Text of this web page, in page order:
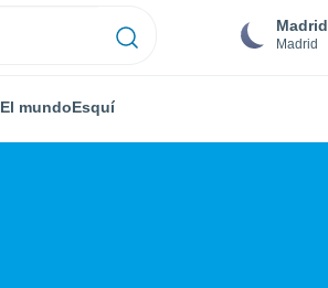
Madrid
Madrid
El mundoEsquí